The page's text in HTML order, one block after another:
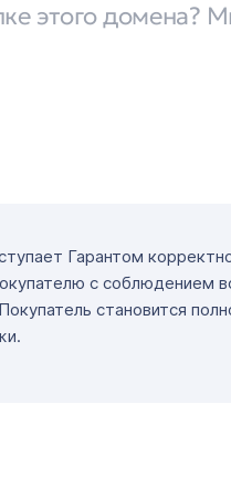
этого домена?
Гарантом
с соблюдением
становится